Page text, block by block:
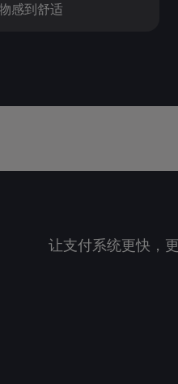
感到舒适
让支付系统更快，